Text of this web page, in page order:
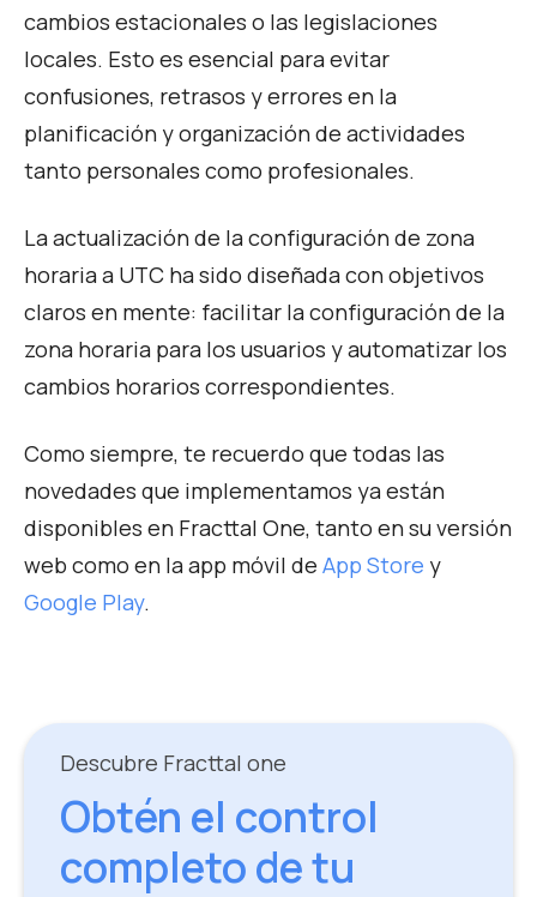
cambios estacionales o las legislaciones
locales. Esto es esencial para evitar
confusiones, retrasos y errores en la
planificación y organización de actividades
tanto personales como profesionales.
La actualización de la configuración de zona
horaria a UTC ha sido diseñada con objetivos
claros en mente: facilitar la configuración de la
zona horaria para los usuarios y automatizar los
cambios horarios correspondientes.
Como siempre, te recuerdo que todas las
novedades que implementamos ya están
disponibles en Fracttal One, tanto en su versión
web como en la app móvil de App Store y
Google Play.
Descubre Fracttal one
Obtén el control
completo de tu